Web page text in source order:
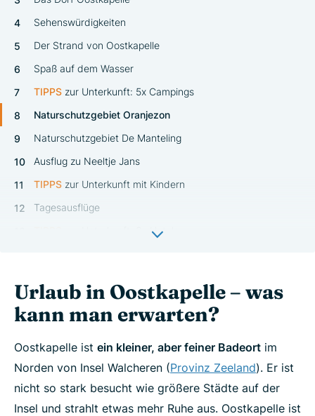
Sehenswürdigkeiten
Der Strand von Oostkapelle
Spaß auf dem Wasser
TIPPS zur Unterkunft: 5x Campings
Naturschutzgebiet Oranjezon
Naturschutzgebiet De Manteling
Ausflug zu Neeltje Jans
TIPPS zur Unterkunft mit Kindern
Tagesausflüge
zur Unterkunft: 3x Hotels
Urlaub in Zeeland - wo buchen? – Unsere Tipps!
Urlaub in Oostkapelle – was
kann man erwarten?
Oostkapelle ist ein kleiner, aber feiner Badeort im
Norden von Insel Walcheren (Provinz Zeeland). Er ist
nicht so stark besucht wie größere Städte auf der
Insel und strahlt etwas mehr Ruhe aus. Oostkapelle ist